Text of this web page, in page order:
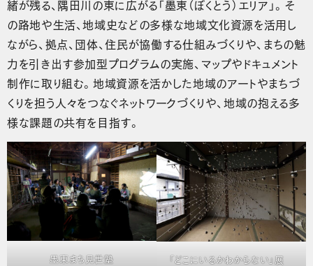
緒が残る、隅田川の東に広がる「墨東（ぼくとう）エリア」。そ
の路地や生活、地域史などの多様な地域文化資源を活用し
ながら、拠点、団体、住民が協働する仕組みづくりや、まちの魅
力を引き出す参加型プログラムの実施、マップやドキュメント
制作に取り組む。地域資源を活かした地域のアートやまちづ
くりを担う人々をつなぐネットワークづくりや、地域の抱える多
様な課題の共有を目指す。
墨東まち見世塾
「どこにいるかわからない」展